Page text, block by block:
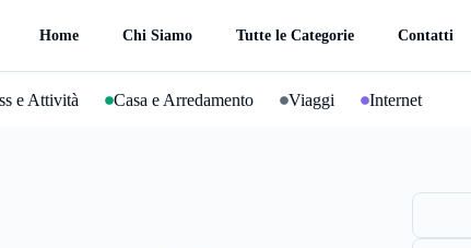
Home Chi Siamo Tutte le Categorie Contatti
e Attività Casa e Arredamento Viaggi Internet